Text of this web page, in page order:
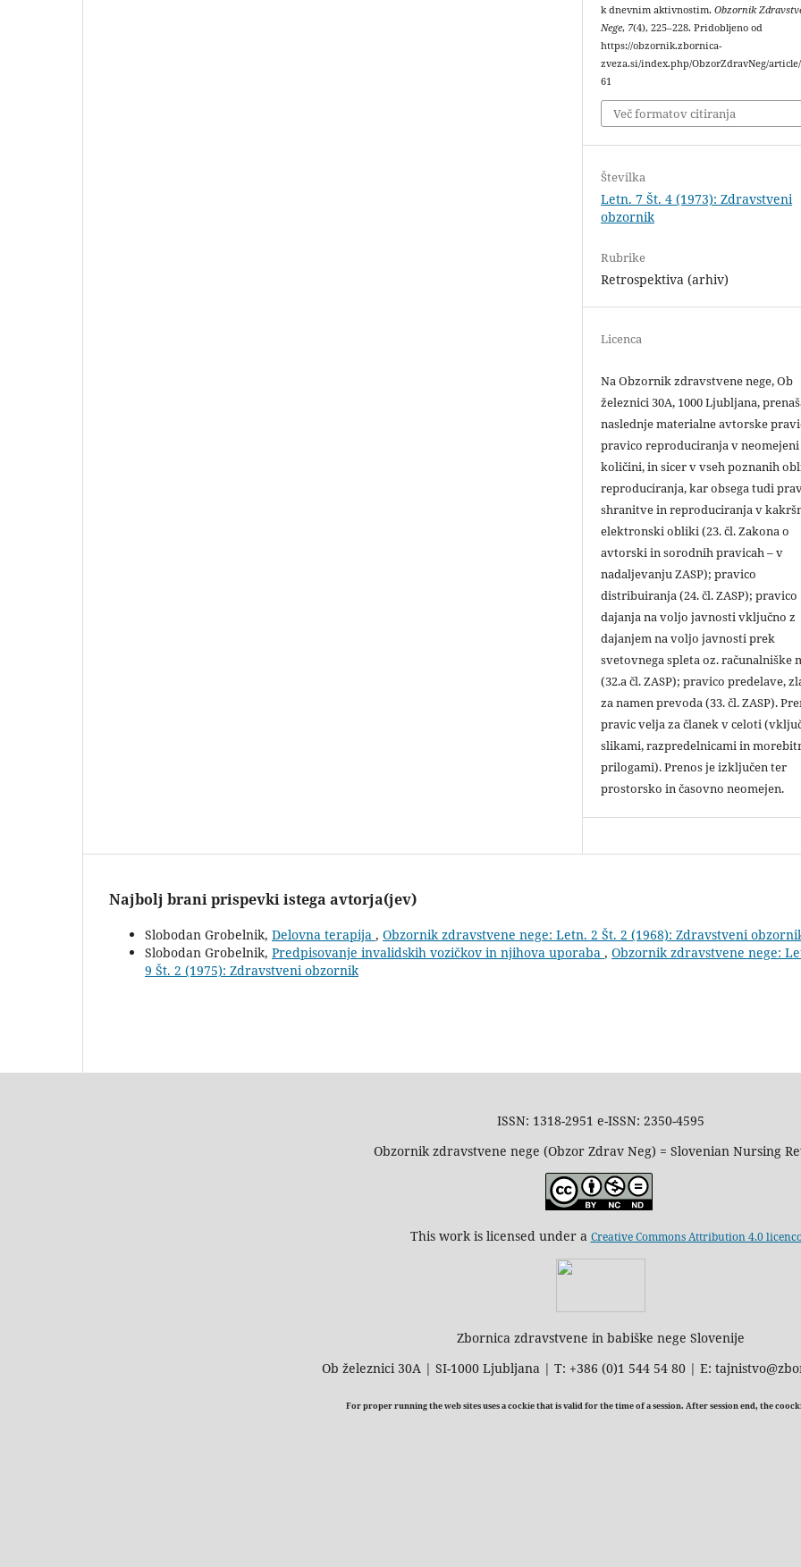
k dnevnim aktivnostim.Obzornik
Nege, 7(4), 225–228. Pridobljeno od
https://obzornik.zbornica-
zveza.si/index.php/ObzorZdravNeg/
61
Več formatov citiranja
Številka
Letn. 7 Št. 4 (1973): Zdravstveni
obzornik
Rubrike
Retrospektiva (arhiv)
Licenca
Na Obzornik zdravstvene nege, Ob
železnici 30A, 1000 Ljubljana,
naslednje materialne avtorske
pravico reproduciranja v neomejeni
količini, in sicer v vseh poznanih
reproduciranja, kar obsega tudi
shranitve in reproduciranja v
elektronski obliki (23. čl. Zakona o
avtorski in sorodnih pravicah – v
nadaljevanju ZASP); pravico
distribuiranja (24. čl. ZASP); pravico
dajanja na voljo javnosti vključno z
dajanjem na voljo javnosti prek
svetovnega spleta oz. računalniške
(32.a čl. ZASP); pravico predelave,
za namen prevoda (33. čl. ZASP).
pravic velja za članek v celoti
slikami, razpredelnicami in
prilogami). Prenos je izključen ter
prostorsko in časovno neomejen.
Najbolj brani prispevki istega avtorja(jev)
Slobodan Grobelnik, Delovna terapija , Obzornik zdravstvene nege: Letn. 2 Št. 2 (1968): Zdravstveni
Slobodan Grobelnik, Predpisovanje invalidskih vozičkov in njihova uporaba , Obzornik zdravstvene nege:
9 Št. 2 (1975): Zdravstveni obzornik
ISSN: 1318-2951 e-ISSN: 2350-4595
Obzornik zdravstvene nege (Obzor Zdrav Neg) = Slovenian Nursing
This work is licensed under a Creative Commons Attribution 4.0
Zbornica zdravstvene in babiške nege Slovenije
Ob železnici 30A | SI-1000 Ljubljana | T: +386 (0)1 544 54 80 | E:
For proper running the web sites uses a cockie that is valid for the time of a session. After session end, the